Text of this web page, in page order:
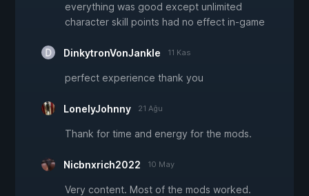
everything was good except unlimited
character skill points had no effect in-game
DinkytronVonJankle 11 Kas
perfect experience thank you
LonelyJohnny 21 Ağu
Thank for time and energy for the mods.
Nicbnxrich2022 10 May
Very content. Most of the mods worked.